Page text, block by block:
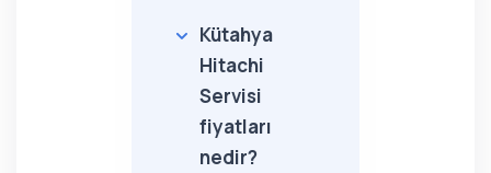
Kütahya
Hitachi
Servisi
fiyatları
nedir?